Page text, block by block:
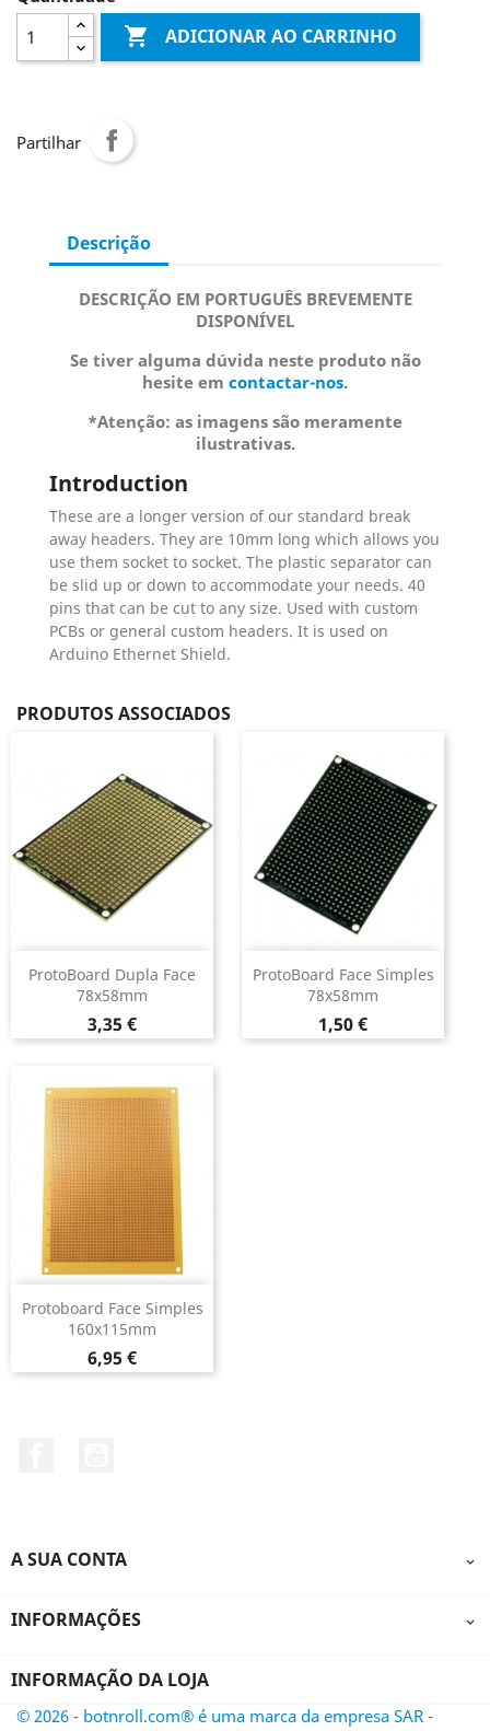
 ADICIONAR AO CARRINHO
Partilhar
Descrição
DESCRIÇÃO EM PORTUGUÊS BREVEMENTE
DISPONÍVEL
Se tiver alguma dúvida neste produto não
hesite em contactar-nos.
*Atenção: as imagens são meramente
ilustrativas.
Introduction
These are a longer version of our standard break
away headers. They are 10mm long which allows you
use them socket to socket. The plastic separator can
be slid up or down to accommodate your needs. 40
pins that can be cut to any size. Used with custom
PCBs or general custom headers. It is used on
Arduino Ethernet Shield.
PRODUTOS ASSOCIADOS
ProtoBoard Dupla Face
78x58mm
Preço
3,35 €
ProtoBoard Face Simples
78x58mm
Preço
1,50 €
Protoboard Face Simples
160x115mm
Preço
6,95 €
A SUA CONTA 
INFORMAÇÕES 
INFORMAÇÃO DA LOJA
© 2026 - botnroll.com® é uma marca da empresa SAR -